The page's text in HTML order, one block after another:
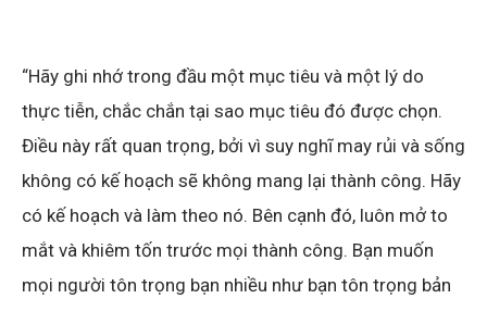
“Hãy ghi nhớ trong đầu một mục tiêu và một lý do
thực tiễn, chắc chắn tại sao mục tiêu đó được chọn.
Điều này rất quan trọng, bởi vì suy nghĩ may rủi và sống
không có kế hoạch sẽ không mang lại thành công. Hãy
có kế hoạch và làm theo nó. Bên cạnh đó, luôn mở to
mắt và khiêm tốn trước mọi thành công. Bạn muốn
mọi người tôn trọng bạn nhiều như bạn tôn trọng bản